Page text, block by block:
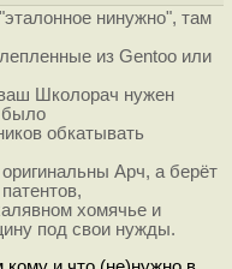
нинужно", там
из Gentoo или
Школорач нужен
было
обкатывать
Арч, а берёт
хомячье и
под свои нужды.